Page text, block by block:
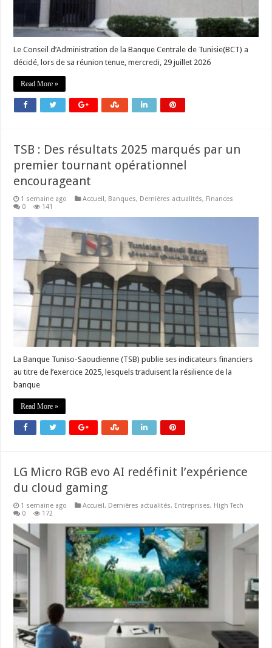
Le Conseil d’Administration de la Banque Centrale de Tunisie(BCT) a
décidé, lors de sa réunion tenue, mercredi, 29 juillet 2026
Read More »
TSB : Des résultats 2025 marqués par un
premier tournant opérationnel
encourageant
1 semaine ago Accueil, Banques, Dernières actualités, Finances
0
141
La Banque Tuniso-Saoudienne (TSB) publie ses indicateurs financiers
au titre de l’exercice 2025, lesquels traduisent la résilience de la
banque
Read More »
LG Micro RGB evo AI redéfinit l’expérience
du cloud gaming
1 semaine ago Accueil, Dernières actualités, Entreprises, High Tech
0
172